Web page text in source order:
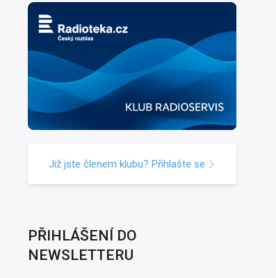
Již jste členem klubu? Přihlašte se
PŘIHLÁŠENÍ DO
NEWSLETTERU